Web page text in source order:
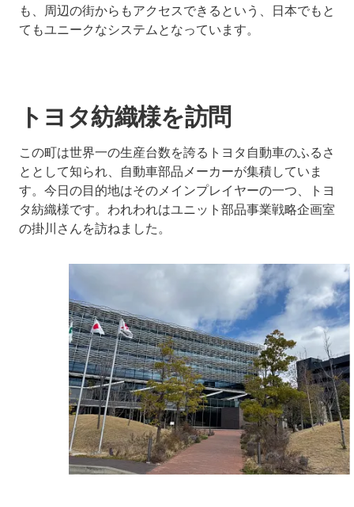
も、周辺の街からもアクセスできるという、日本でもと
てもユニークなシステムとなっています。
トヨタ紡織様を訪問
この町は世界一の生産台数を誇るトヨタ自動車のふるさ
ととして知られ、自動車部品メーカーが集積していま
す。今日の目的地はそのメインプレイヤーの一つ、トヨ
タ紡織様です。われわれはユニット部品事業戦略企画室
の掛川さんを訪ねました。